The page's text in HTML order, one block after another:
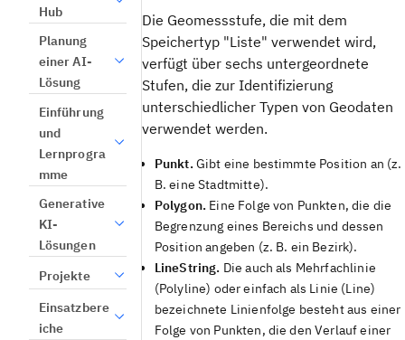
Hub
Planung
einer AI-
Lösung
Einführung
und
Lernprogra
mme
Generative
KI-
Lösungen
Projekte
Einsatzbere
iche
Die Geomessstufe, die mit dem
Speichertyp "Liste" verwendet wird,
verfügt über sechs untergeordnete
Stufen, die zur Identifizierung
unterschiedlicher Typen von Geodaten
verwendet werden.
Punkt. Gibt eine bestimmte Position an (z.
B. eine Stadtmitte).
Polygon. Eine Folge von Punkten, die die
Begrenzung eines Bereichs und dessen
Position angeben (z. B. ein Bezirk).
LineString. Die auch als Mehrfachlinie
(Polyline) oder einfach als Linie (Line)
bezeichnete Linienfolge besteht aus einer
Folge von Punkten, die den Verlauf einer